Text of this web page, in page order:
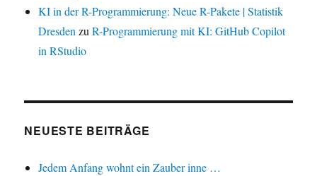
KI in der R-Programmierung: Neue R-Pakete | Statistik
Dresden zuR-Programmierung mit KI: GitHub Copilot
in RStudio
NEUESTE BEITRÄGE
Jedem Anfang wohnt ein Zauber inne …